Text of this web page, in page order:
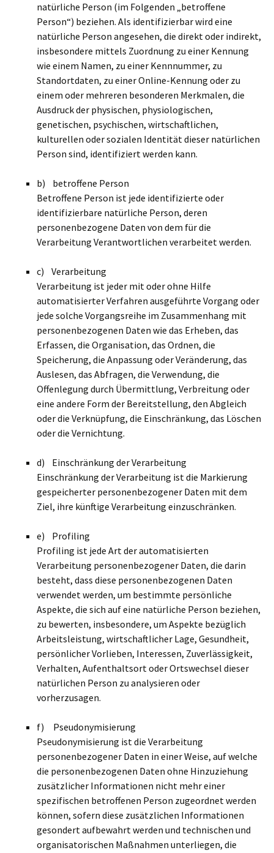
natürliche Person (im Folgenden „betroffene
Person“) beziehen. Als identifizierbar wird eine
natürliche Person angesehen, die direkt oder indirekt,
insbesondere mittels Zuordnung zu einer Kennung
wie einem Namen, zu einer Kennnummer, zu
Standortdaten, zu einer Online-Kennung oder zu
einem oder mehreren besonderen Merkmalen, die
Ausdruck der physischen, physiologischen,
genetischen, psychischen, wirtschaftlichen,
kulturellen oder sozialen Identität dieser natürlichen
Person sind, identifiziert werden kann.
b) betroffene Person
Betroffene Person ist jede identifizierte oder
identifizierbare natürliche Person, deren
personenbezogene Daten von dem für die
Verarbeitung Verantwortlichen verarbeitet werden.
c) Verarbeitung
Verarbeitung ist jeder mit oder ohne Hilfe
automatisierter Verfahren ausgeführte Vorgang oder
jede solche Vorgangsreihe im Zusammenhang mit
personenbezogenen Daten wie das Erheben, das
Erfassen, die Organisation, das Ordnen, die
Speicherung, die Anpassung oder Veränderung, das
Auslesen, das Abfragen, die Verwendung, die
Offenlegung durch Übermittlung, Verbreitung oder
eine andere Form der Bereitstellung, den Abgleich
oder die Verknüpfung, die Einschränkung, das Löschen
oder die Vernichtung.
d) Einschränkung der Verarbeitung
Einschränkung der Verarbeitung ist die Markierung
gespeicherter personenbezogener Daten mit dem
Ziel, ihre künftige Verarbeitung einzuschränken.
e) Profiling
Profiling ist jede Art der automatisierten
Verarbeitung personenbezogener Daten, die darin
besteht, dass diese personenbezogenen Daten
verwendet werden, um bestimmte persönliche
Aspekte, die sich auf eine natürliche Person beziehen,
zu bewerten, insbesondere, um Aspekte bezüglich
Arbeitsleistung, wirtschaftlicher Lage, Gesundheit,
persönlicher Vorlieben, Interessen, Zuverlässigkeit,
Verhalten, Aufenthaltsort oder Ortswechsel dieser
natürlichen Person zu analysieren oder
vorherzusagen.
f) Pseudonymisierung
Pseudonymisierung ist die Verarbeitung
personenbezogener Daten in einer Weise, auf welche
die personenbezogenen Daten ohne Hinzuziehung
zusätzlicher Informationen nicht mehr einer
spezifischen betroffenen Person zugeordnet werden
können, sofern diese zusätzlichen Informationen
gesondert aufbewahrt werden und technischen und
organisatorischen Maßnahmen unterliegen, die